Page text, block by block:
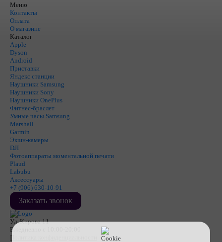
Меню
Контакты
Оплата
О магазине
Каталог
Apple
Dyson
Android
Приставки
Яндекс станции
Наушники Samsung
Наушники Sony
Наушники OnePlus
Фитнес-браслет
Умные часы Samsung
Marshall
Garmin
Экшн-камеры
DJI
Фотоаппараты моментальной печати
Plaud
Labubu
Аксессуары
+7 (906) 630-10-91
Заказать звонок
Ул. Кирова 11
Ежедневно с 10:00-20:00
Политика конфиденциальности